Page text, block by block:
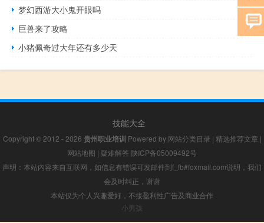
梦幻西游大小鬼开眼吗
巨兽来了攻略
小猪佩奇过大年还有多少天
技能大全
Copyright © 2012 - 2026 贵州职业培训 Powered by 网站分类目录 | 精选推荐文章 |
网站地图 | 疑难解答 陕ICP备05009492号
声明：本站内容来自互联网，如信息有错误可发邮件到f_fb#foxmail.com说明，我们
会及时纠正，谢谢
本站仅为个人兴趣爱好，不接盈利性广告及商业合作
小男孩